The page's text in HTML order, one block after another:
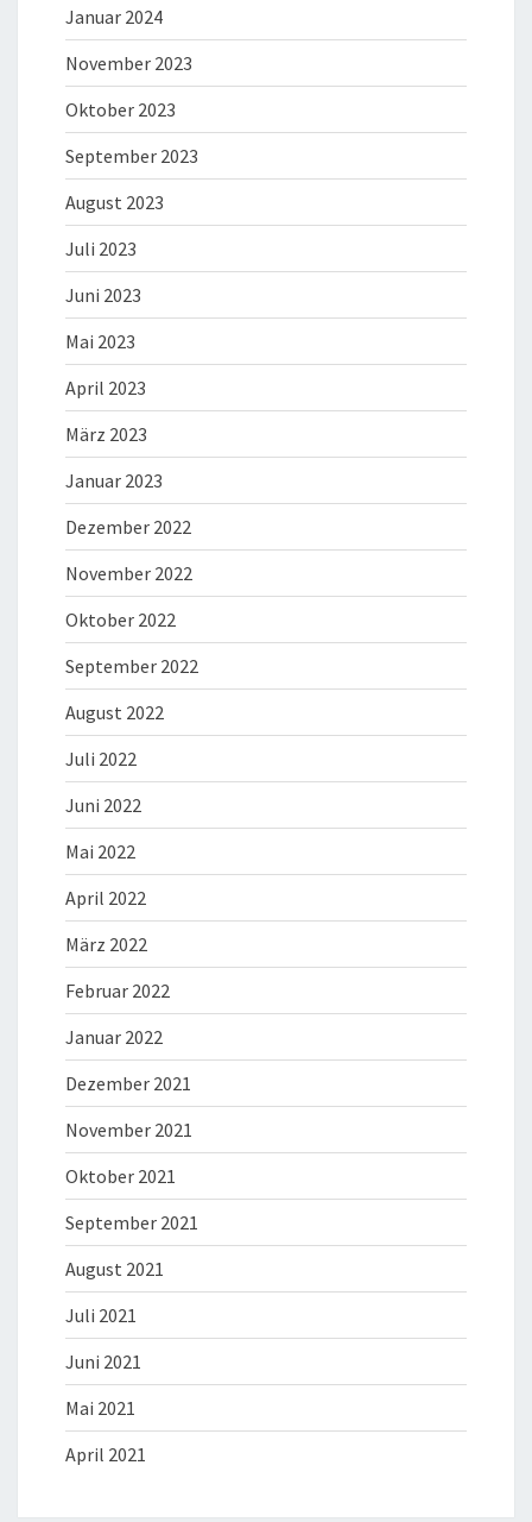
Januar 2024
November 2023
Oktober 2023
September 2023
August 2023
Juli 2023
Juni 2023
Mai 2023
April 2023
März 2023
Januar 2023
Dezember 2022
November 2022
Oktober 2022
September 2022
August 2022
Juli 2022
Juni 2022
Mai 2022
April 2022
März 2022
Februar 2022
Januar 2022
Dezember 2021
November 2021
Oktober 2021
September 2021
August 2021
Juli 2021
Juni 2021
Mai 2021
April 2021